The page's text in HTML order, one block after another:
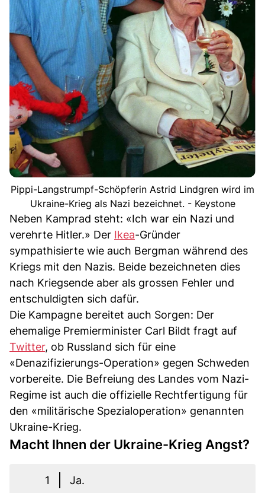
Pippi-Langstrumpf-Schöpferin Astrid Lindgren wird im
Ukraine-Krieg als Nazi bezeichnet. - Keystone
Neben Kamprad steht: «Ich war ein Nazi und
verehrte Hitler.» Der Ikea-Gründer
sympathisierte wie auch Bergman während des
Kriegs mit den Nazis. Beide bezeichneten dies
nach Kriegsende aber als grossen Fehler und
entschuldigten sich dafür.
Die Kampagne bereitet auch Sorgen: Der
ehemalige Premierminister Carl Bildt fragt auf
Twitter, ob Russland sich für eine
«Denazifizierungs-Operation» gegen Schweden
vorbereite. Die Befreiung des Landes vom Nazi-
Regime ist auch die offizielle Rechtfertigung für
den «militärische Spezialoperation» genannten
Ukraine-Krieg.
Macht Ihnen der Ukraine-Krieg Angst?
1 Ja.